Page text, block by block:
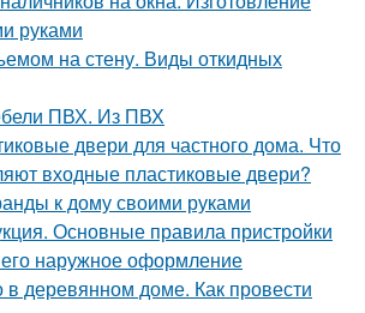
руками
на стену. Виды откидных
ПВХ. Из ПВХ
двери для частного дома. Что
входные пластиковые двери?
к дому своими руками
Основные правила пристройки
наружное оформление
в деревянном доме. Как провести